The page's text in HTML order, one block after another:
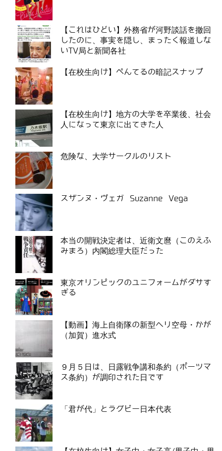
【これはひどい】外務省が河野談話を撤回
したのに、事実を隠し、まったく報道しな
いTV局と新聞各社
【在校生向け】ぺんてるの暗記スナップ
【在校生向け】地方の大学を卒業後、社会
人になって東京に出てきた人
危険な、大学サークルのリスト
スザンヌ・ヴェガ Suzanne Vega
本当の開戦決定者は、近衛文麿（このえふ
みまろ）内閣総理大臣だった
東京オリンピックのユニフォームがダサす
ぎる
【動画】海上自衛隊の新型ヘリ空母・かが
（加賀）進水式
９月５日は、日露戦争講和条約（ポーツマ
ス条約）が調印された日です
「君が代」とラグビー日本代表